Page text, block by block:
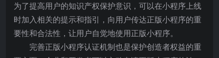
为了提高用户的知识产权保护意识，可以在小程序上线
时加入相关的提示和指引，向用户传达正版小程序的重
要性和合法性，让用户自觉地使用正版小程序。
完善正版小程序认证机制也是保护创造者权益的重